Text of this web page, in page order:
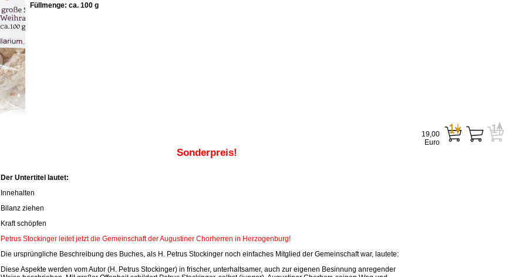
Füllmenge: ca. 100 g
Sonderpreis!
Der Untertitel lautet:
Innehalten
Bilanz ziehen
Kraft schöpfen
Petrus Stockinger leitet jetzt die Gemeinschaft der Augustiner Chorherren in Herzogenburg!
Die ursprüngliche Beschreibung des Buches, als H. Petrus Stockinger noch einfaches Mitglied der Gemeinschaft war, lautete:
Diese Aspekte werden vom Autor (H. Petrus Stockinger) in frischer, unterhaltsamer, auch zur eigenen Besinnung anregender
19,00
Euro